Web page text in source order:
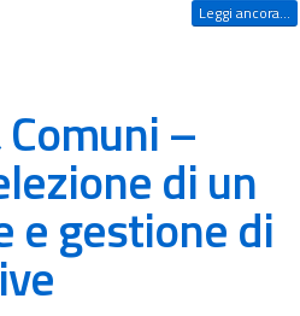
Leggi ancora...
–
di un
e gestione di